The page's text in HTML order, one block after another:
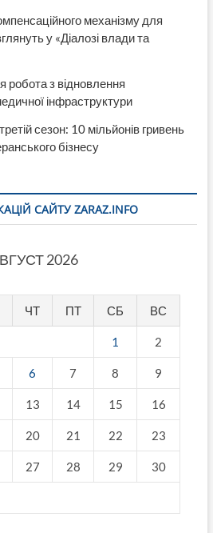
механізму для
у «Діалозі влади та
робота з відновлення
інфраструктури
сезон: 10 мільйонів гривень
бізнесу
САЙТУ ZARAZ.INFO
2026
ЧТ ПТ СБ ВС
1 2
6 7 8 9
13 14 15 16
20 21 22 23
27 28 29 30